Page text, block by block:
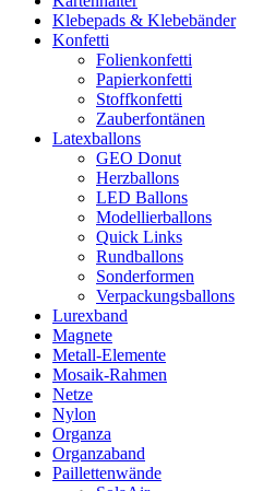
Klebepads & Klebebänder
Konfetti
Folienkonfetti
Papierkonfetti
Stoffkonfetti
Zauberfontänen
Latexballons
GEO Donut
Herzballons
LED Ballons
Modellierballons
Quick Links
Rundballons
Sonderformen
Verpackungsballons
Lurexband
Magnete
Metall-Elemente
Mosaik-Rahmen
Netze
Nylon
Organza
Organzaband
Paillettenwände